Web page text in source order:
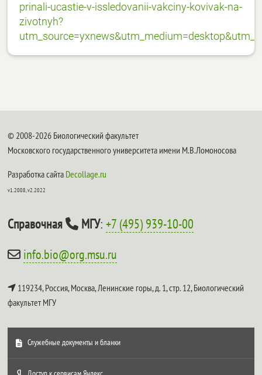
prinali-ucastie-v-issledovanii-vakciny-kovivak-na-
zivotnyh?
© 2008-2026 Биологический факультет
Московского государственного университета имени М.В.Ломоносова
Разработка сайта Decollage.ru
v1.2008, v2.2022
Справочная МГУ:+7 (495) 939-10-00
info.bio@org.msu.ru
119234, Россия, Москва, Ленинские горы, д. 1, стр. 12,Биологический
факультет МГУ
Служебные документы и бланки